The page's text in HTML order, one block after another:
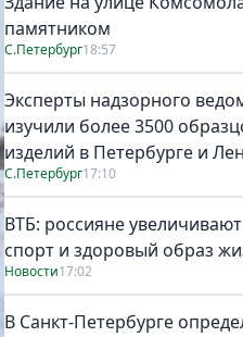
памятником
С.Петербург18:57
Эксперты надзорного
изучили более 3500
изделий в Петербурге и
С.Петербург17:10
ВТБ: россияне
спорт и здоровый образ
Новости17:02
В Санкт-Петербурге